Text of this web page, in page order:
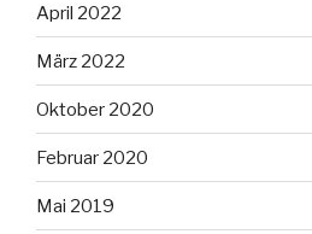
April 2022
März 2022
Oktober 2020
Februar 2020
Mai 2019